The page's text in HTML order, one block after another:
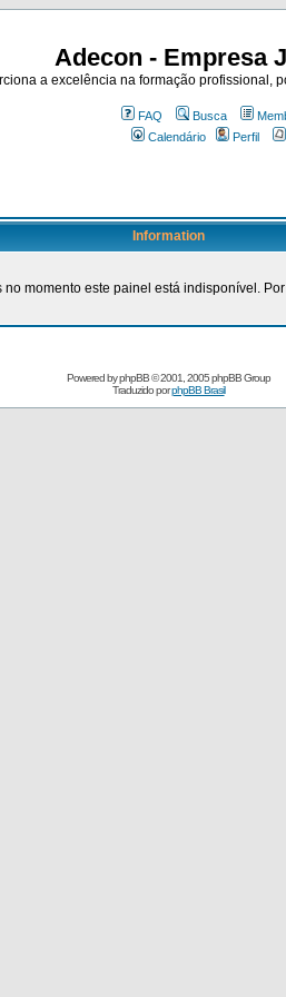
Adecon - Empresa
a excelência na formação profissional,
FAQ Busca
Calendário
Perfil
Information
no momento este painel está indisponível.
Powered byphpBB© 2001, 2005 phpBB Group
Traduzido porphpBB Brasil